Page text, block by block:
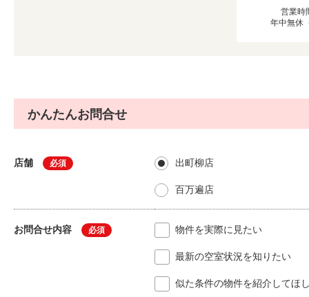
営業時
年中無休
かんたんお問合せ
店舗 必須 出町柳店
百万遍店
お問合せ内容 必須 物件を実際に見たい
最新の空室状況を知りたい
似た条件の物件を紹介してほ